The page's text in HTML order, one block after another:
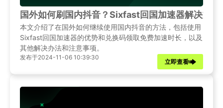
国外如何刷国内抖音？Sixfast回国加速器解决方案
本文介绍了在国外如何继续使用国内抖音的方法，包括使用
Sixfast回国加速器的优势和兑换码领取免费加速时长，以及
其他解决办法和注意事项。
发布于2024-11-06 10:39:30
立即查看